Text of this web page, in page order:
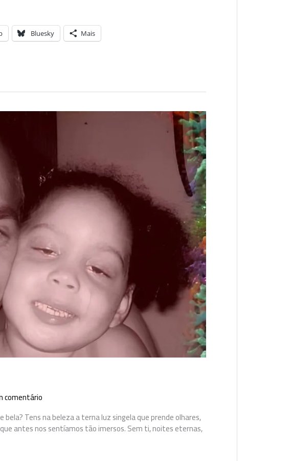
Bluesky Mais
comentário
Tens na beleza a terna luz singela que prende olhares,
antes nos sentíamos tão imersos. Sem ti, noites eternas,